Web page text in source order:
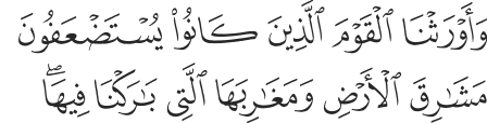
واورثنا القوم الذين كانوا يستضعفون مشارق الارض ومغاربها التي
وَأَوْرَثْنَا ٱلْقَوْمَ ٱلَّذِينَ كَانُوا۟ يُسْتَضْعَفُونَ مَشَـٰرِقَ ٱلْأَرْضِ وَمَغَـٰرِبَهَا
ﲥﲦﲧﲨﲩ
ﲪﲫﲬﲭﲮﲯﲰ